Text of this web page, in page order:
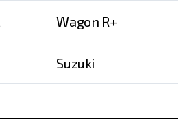
Wagon R+
Suzuki